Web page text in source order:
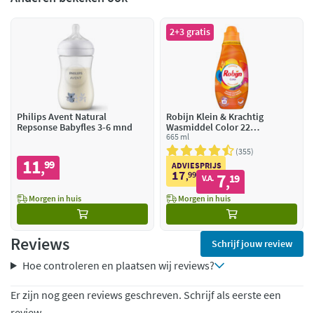
Philips Avent Natural
Repsonse Babyfles 3-6 mnd
11,99
Morgen in huis
2+3 gratis
Robijn Klein & Krachtig
Wasmiddel Color 22
Wasbeurten
665 ml
355
ADVIESPRIJS
17,99 V.A. 7,19
Morgen in huis
Reviews Schrijf jouw review
Hoe controleren en plaatsen wij reviews?
Er zijn nog geen reviews geschreven. Schrijf als eerste een